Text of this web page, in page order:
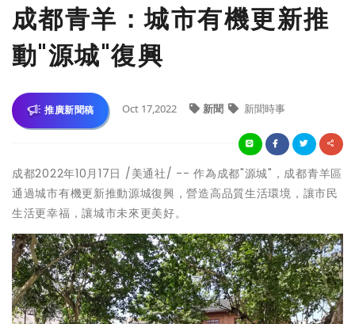
成都青羊：城市有機更新推
動"源城"復興
推廣新聞稿 Oct 17,2022 新聞 新聞時事
成都2022年10月17日 /美通社/ -- 作為成都"源城"，成都青羊區
通過城市有機更新推動源城復興，營造高品質生活環境，讓市民
生活更幸福，讓城市未來更美好。